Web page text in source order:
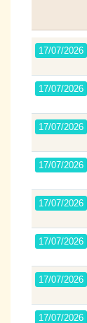
17/07/2026
17/07/2026
17/07/2026
17/07/2026
17/07/2026
17/07/2026
17/07/2026
17/07/2026